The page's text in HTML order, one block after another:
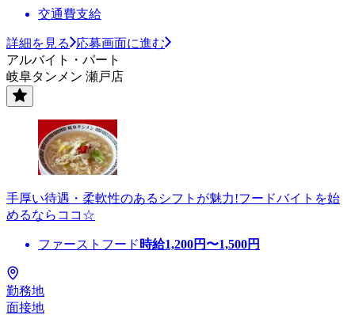
交通費支給
詳細を見る
応募画面に進む
アルバイト・パート
岐阜タンメン 瀬戸店
手厚い待遇・柔軟性のあるシフトが魅力!フードバイトを始
めるならココ☆
ファーストフード 時給1,200円〜1,500円
勤務地
面接地